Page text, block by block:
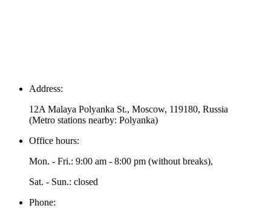
Address:
12A Malaya Polyanka St., Moscow, 119180, Russia
(Metro stations nearby: Polyanka)
Office hours:
Mon. - Fri.: 9:00 am - 8:00 pm (without breaks),
Sat. - Sun.: closed
Phone: